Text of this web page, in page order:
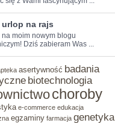
na rajs
na moim nowym blogu
Dziś zabieram Was ...
asertywność badania
biotechnologia
choroby
e-commerce edukacja
egzaminy farmacja genetyka